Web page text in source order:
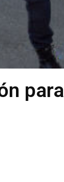
para